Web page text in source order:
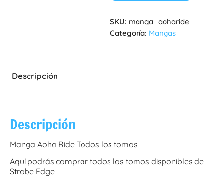
SKU: manga_aoharide
Categoría: Mangas
Descripción
Descripción
Manga Aoha Ride Todos los tomos
Aquí podrás comprar todos los tomos disponibles de
Strobe Edge